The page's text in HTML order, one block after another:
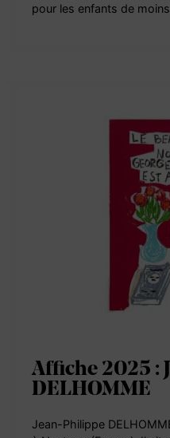
pour les enfants de
Affiche 2025 :
DELHOMME
Jean-Philippe